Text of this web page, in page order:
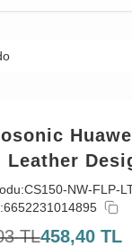
Leather
CS150-NW-FLP-
6652231014895
TL458,40 TL